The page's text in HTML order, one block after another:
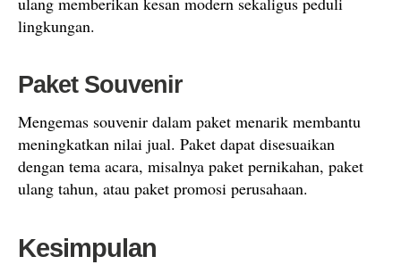
lingkungan.
Paket Souvenir
Mengemas souvenir dalam paket menarik membantu
meningkatkan nilai jual. Paket dapat disesuaikan
dengan tema acara, misalnya paket pernikahan, paket
ulang tahun, atau paket promosi perusahaan.
Kesimpulan